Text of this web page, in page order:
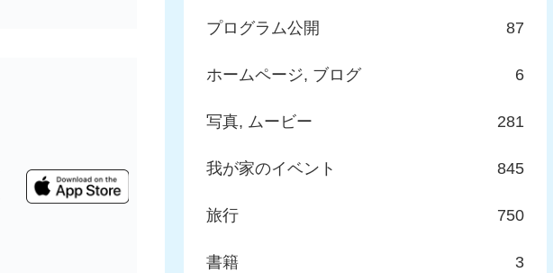
プログラム公開 87
ホームページ, ブログ 6
写真, ムービー 281
我が家のイベント 845
旅行 750
書籍 3